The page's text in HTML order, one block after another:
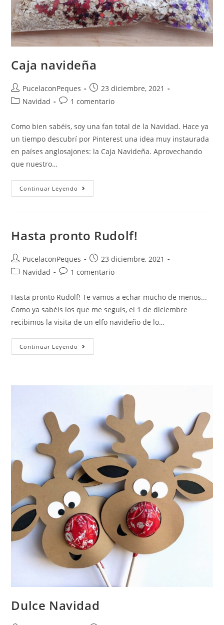
Caja navideña
PucelaconPeques
23 diciembre, 2021
Navidad
1 comentario
Como bien sabéis, soy una fan total de la Navidad. Hace ya
un tiempo descubrí por Pinterest una idea muy instaurada
en países anglosajones: la Caja Navideña. Aprovechando
que nuestro…
Continuar Leyendo
Hasta pronto Rudolf!
PucelaconPeques
23 diciembre, 2021
Navidad
1 comentario
Hasta pronto Rudolf! Te vamos a echar mucho de menos...
Como ya sabéis los que me seguís, el 1 de diciembre
recibimos la visita de un elfo navideño de lo…
Continuar Leyendo
Dulce Navidad